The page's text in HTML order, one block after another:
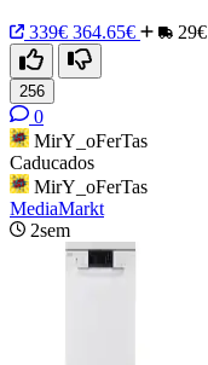
339€ 364.65€ 29€
256
0
MirY_oFerTas
Caducados
MirY_oFerTas
MediaMarkt
2sem